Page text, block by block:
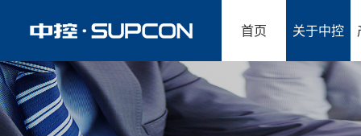
首页 关于中控